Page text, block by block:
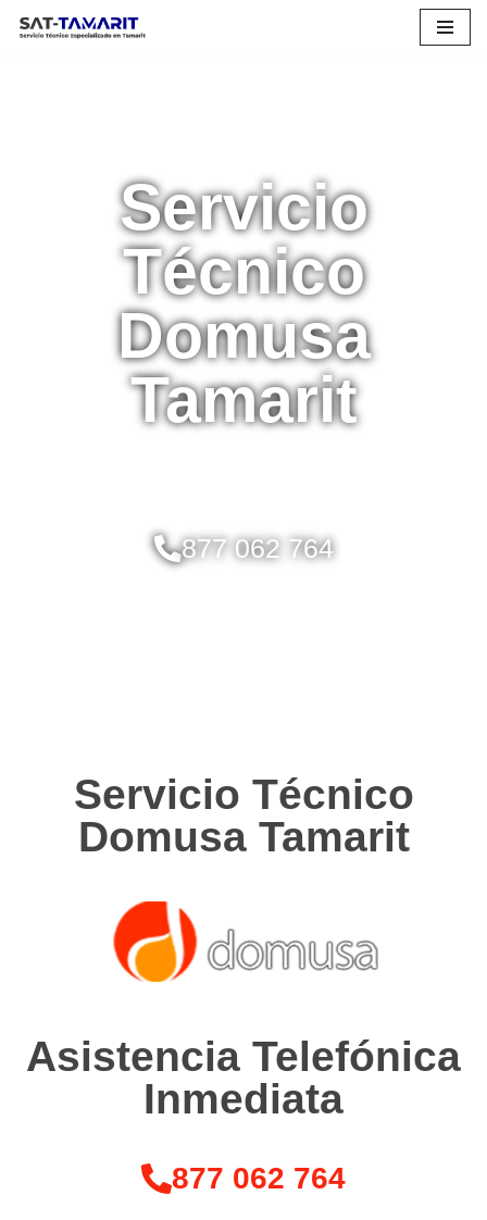
Servicio
Técnico
Domusa
Tamarit
877 062 764
Servicio Técnico
Domusa Tamarit
Asistencia Telefónica
Inmediata
877 062 764